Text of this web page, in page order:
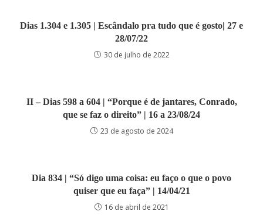
Dias 1.304 e 1.305 | Escândalo pra tudo que é gosto| 27 e
28/07/22
30 de julho de 2022
II – Dias 598 a 604 | “Porque é de jantares, Conrado,
que se faz o direito” | 16 a 23/08/24
23 de agosto de 2024
Dia 834 | “Só digo uma coisa: eu faço o que o povo
quiser que eu faça” | 14/04/21
16 de abril de 2021